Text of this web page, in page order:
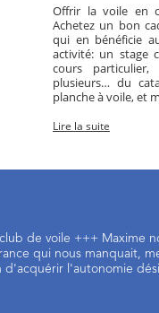
Offrir la voile en
Achetez un bon
qui en bénéficie
activité: un stage
cours
plusieurs… du
planche à voile, et
Lire la suite
de voile +++ Maxime
qui nous manquait,
d'acquérir l'autonomie